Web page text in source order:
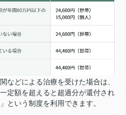
などによる治療を受けた場合は、
定額を超えると超過分が還付され
という制度を利用できます。